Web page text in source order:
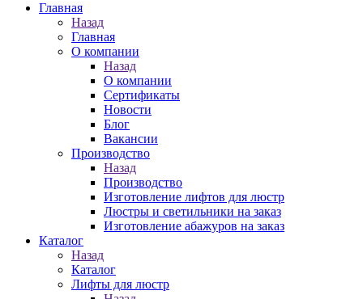
Главная
Назад
Главная
О компании
Назад
О компании
Сертификаты
Новости
Блог
Вакансии
Производство
Назад
Производство
Изготовление лифтов для люстр
Люстры и светильники на заказ
Изготовление абажуров на заказ
Каталог
Назад
Каталог
Лифты для люстр